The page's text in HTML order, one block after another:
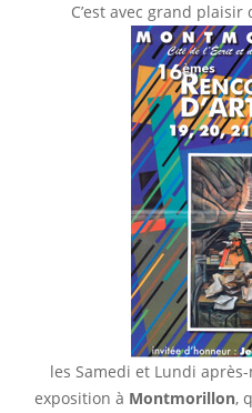
C’est avec grand
les Samedi et Lundi
exposition à Montmorillon,